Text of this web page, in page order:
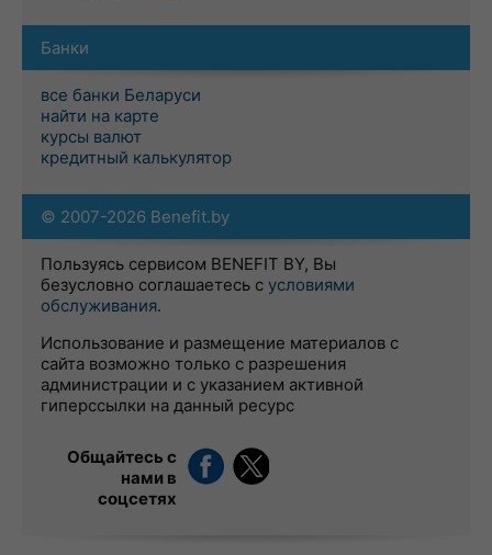
Банки
все банки Беларуси
найти на карте
курсы валют
кредитный калькулятор
© 2007-2026 Benefit.by
Пользуясь сервисом BENEFIT BY, Вы
безусловно соглашаетесь с условиями
обслуживания.
Использование и размещение материалов с
сайта возможно только с разрешения
администрации и с указанием активной
гиперссылки на данный ресурс
Общайтесь с
нами в
соцсетях